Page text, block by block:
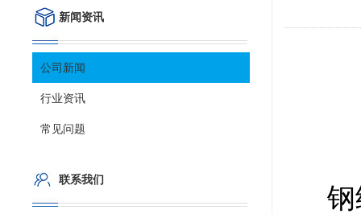
新闻资讯
公司新闻
行业资讯
常见问题
联系我们